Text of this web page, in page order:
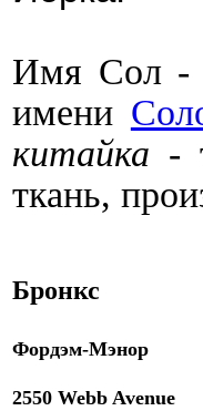
Имя Сол -
имени
китайка -
ткань,
Бронкс
Фордэм-Мэнор
2550 Webb Avenue